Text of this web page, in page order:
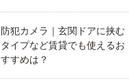
防犯カメラ｜玄関ドアに挟む
タイプなど賃貸でも使えるお
すすめは？